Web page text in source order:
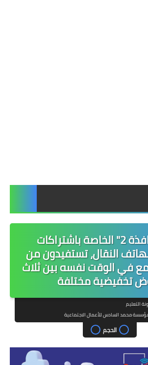
رنامج "نافذة 2" الخاصة باشتراكات
النقال، تستفيدون من
في الوقت نفسه بين ثلاث
تخفيضية مختلفة
التعليم
محمد السادس للأعمال الاجتماعية
الحجم